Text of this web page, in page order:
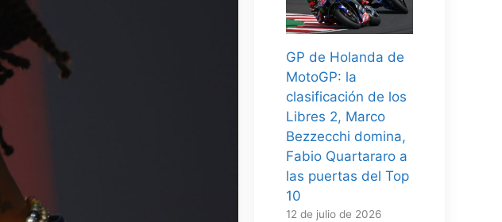
GP de Holanda de
MotoGP: la
clasificación de los
Libres 2, Marco
Bezzecchi domina,
Fabio Quartararo a
las puertas del Top
10
12 de julio de 2026